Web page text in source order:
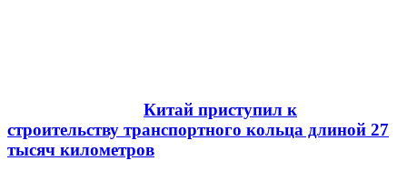
Китай приступил к
строительству транспортного кольца длиной 27
тысяч километров